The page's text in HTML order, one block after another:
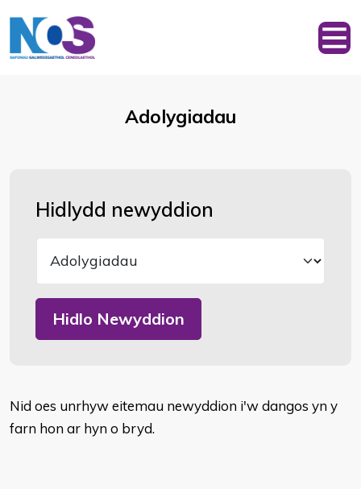
Adolygiadau
Hidlydd newyddion
Hidlo Newyddion
Nid oes unrhyw eitemau newyddion i'w dangos yn y
farn hon ar hyn o bryd.